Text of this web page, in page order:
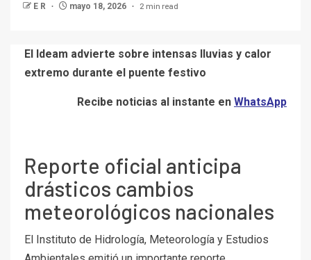
E R mayo 18, 2026 2 min read
El Ideam advierte sobre intensas lluvias y calor
extremo durante el puente festivo
Recibe noticias al instante en WhatsApp
Reporte oficial anticipa
drásticos cambios
meteorológicos nacionales
El Instituto de Hidrología, Meteorología y Estudios